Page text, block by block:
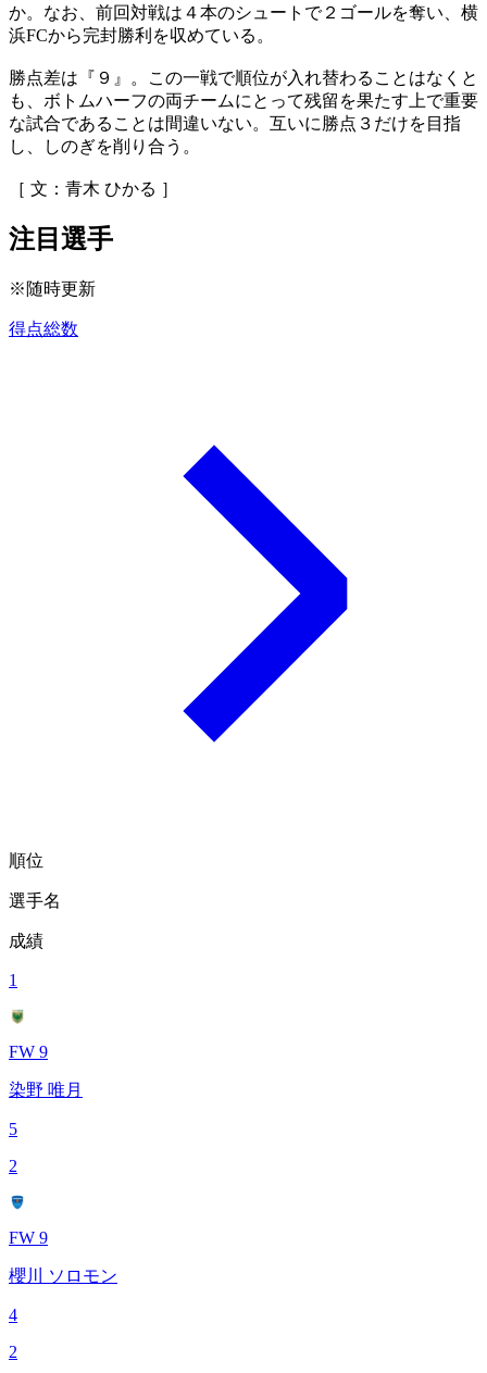
か。なお、前回対戦は４本のシュートで２ゴールを奪い、横
浜FCから完封勝利を収めている。
勝点差は『９』。この一戦で順位が入れ替わることはなくと
も、ボトムハーフの両チームにとって残留を果たす上で重要
な試合であることは間違いない。互いに勝点３だけを目指
し、しのぎを削り合う。
［ 文：青木 ひかる ］
注目選手
※随時更新
得点総数
順位
選手名
成績
1
FW 9
染野 唯月
5
2
FW 9
櫻川 ソロモン
4
2